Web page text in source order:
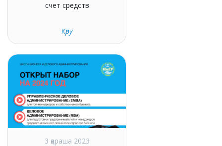
счет средств
Көру
3 қараша 2023